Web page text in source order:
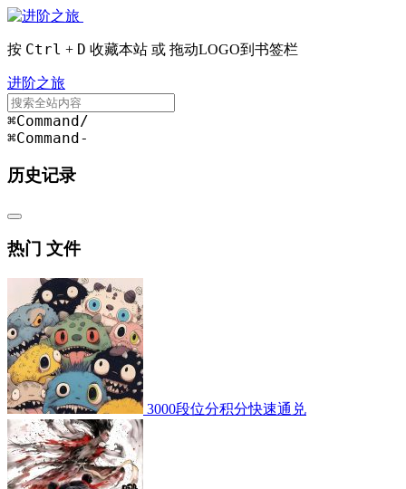
按 Ctrl + D 收藏本站 或 拖动LOGO到书签栏
进阶之旅
⌘Command/
⌘Command-
历史记录
热门 文件
3000段位分积分快速通兑